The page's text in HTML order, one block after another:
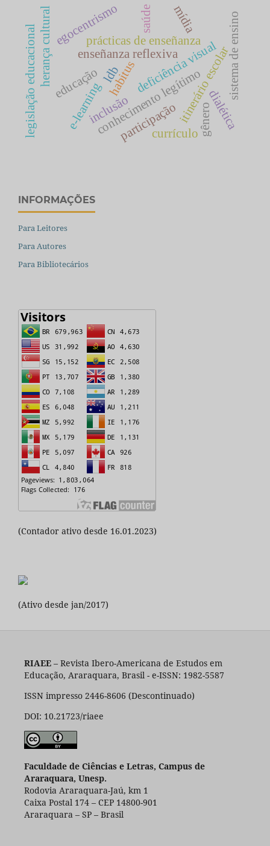
educação deficiência visual
inclusão
e-learning
prácticas de enseñanza
enseñanza reflexiva
habitus
herança cultural itinerário escolar
conhecimento legítimo
saúde
participação dialética
egocentrismo sistema de ensino
currículo
legislação educacional ldb
gênero
mídia
INFORMAÇÕES
Para Leitores
Para Autores
Para Bibliotecários
(Contador ativo desde 16.01.2023)
(Ativo desde jan/2017)
RIAEE– Revista Ibero-Americana de Estudos em
Educação, Araraquara, Brasil - e-ISSN: 1982-5587
ISSN impresso 2446-8606 (Descontinuado)
DOI: 10.21723/riaee
Faculdade de Ciências e Letras, Campus de
Araraquara, Unesp.
Rodovia Araraquara-Jaú, km 1
Caixa Postal 174 – CEP 14800-901
Araraquara – SP – Brasil